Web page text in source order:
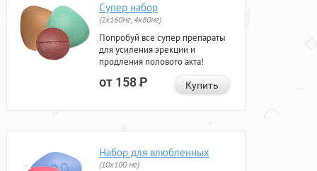
Супер набор
(2х160мг, 4х80мг)
Попробуй все супер препараты
для усиления эрекции и
продления полового акта!
от 158Р Купить
Набор для влюбленных
(10х100 мг)